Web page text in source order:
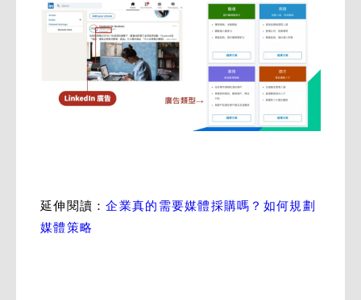
延伸閱讀：企業真的需要媒體採購嗎？如何規劃
媒體策略